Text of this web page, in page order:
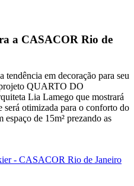
a CASACOR Rio de
em decoração para seu
QUARTO DO
Lia Lamego que mostrará
será otimizada para o conforto do
de 15m² prezando as